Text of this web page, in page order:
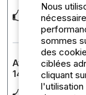
Sehr
Fragen
Avis sur
140m²
Größe super
Nous
sommes
des
ciblées
cliquant